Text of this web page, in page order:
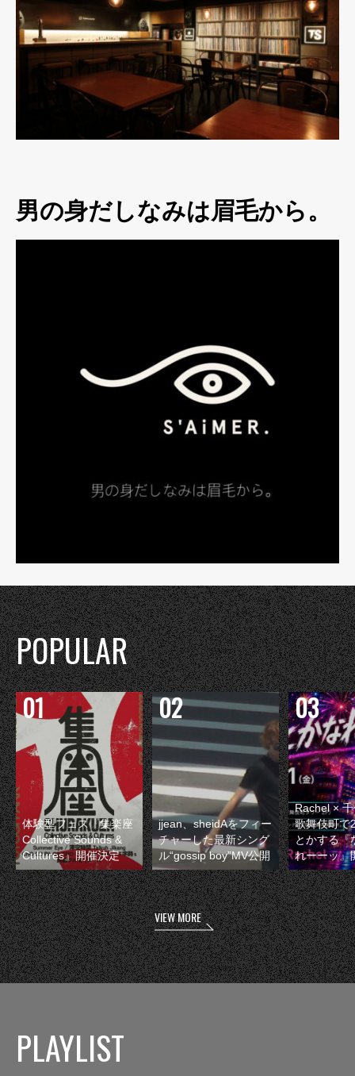
男の身だしなみは眉毛から。
POPULAR
体験型フェス『集楽座
Collective Sounds &
Cultures』開催決定
jjean、sheidAをフィー
チャーした最新シング
ル“gossip boy”MV公開
Rachel ×
歌舞伎町で
とかする『
れーーッ』
VIEW MORE
PLAYLIST